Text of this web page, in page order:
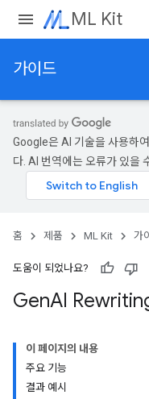
ML Kit
가이드
Google은 AI 기술을 사용하
다. AI 번역에는 오류가 있을
홈 제품 ML Kit 가
도움이 되었나요?
GenAI
이 페이지의 내용
주요 기능
결과 예시